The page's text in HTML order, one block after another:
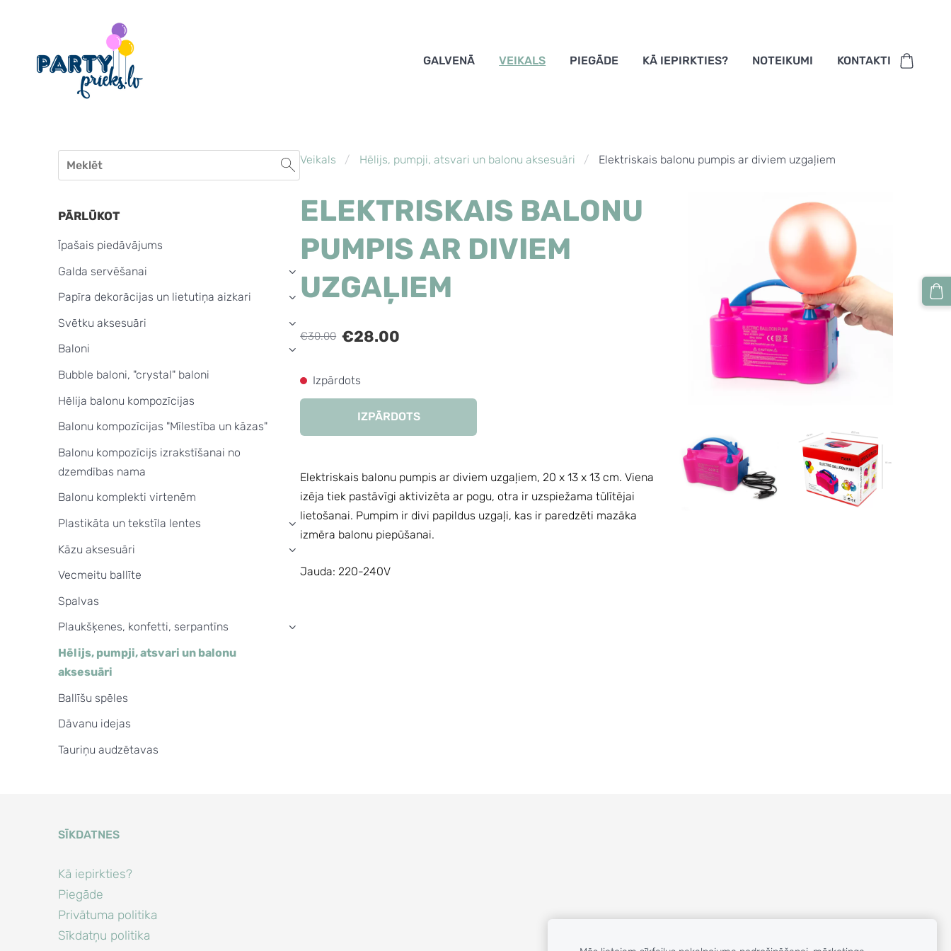
GALVENĀ VEIKALS PIEGĀDE KĀ IEPIRKTIES? NOTEIKUMI KONTAKTI
PĀRLŪKOT
Īpašais piedāvājums
Galda servēšanai
›
Papīra dekorācijas un lietutiņa aizkari ›
Svētku aksesuāri ›
Baloni ›
Bubble baloni, "crystal" baloni
Hēlija balonu kompozīcijas
Balonu kompozīcijas "Mīlestība un kāzas"
Balonu kompozīcijs izrakstīšanai no
dzemdības nama
Balonu komplekti virtenēm
Plastikāta un tekstīla lentes
›
Kāzu aksesuāri ›
Vecmeitu ballīte
Spalvas
Plaukšķenes, konfetti, serpantīns
›
Hēlijs, pumpji, atsvari un balonu
aksesuāri
Ballīšu spēles
Dāvanu idejas
Tauriņu audzētavas
Veikals Hēlijs, pumpji, atsvari un balonu aksesuāri Elektriskais balonu pumpis ar diviem uzgaļiem
ELEKTRISKAIS BALONU
PUMPIS AR DIVIEM
UZGAĻIEM
€30.00 €28.00
Izpārdots
IZPĀRDOTS
Elektriskais balonu pumpis ar diviem uzgaļiem, 20 x 13 x 13 cm. Viena
izēja tiek pastāvīgi aktivizēta ar pogu, otra ir uzspiežama tūlītējai
lietošanai. Pumpim ir divi papildus uzgaļi, kas ir paredzēti mazāka
izmēra balonu piepūšanai.
Jauda: 220-240V
SĪKDATNES
Kā iepirkties?
Piegāde
Privātuma politika
Sīkdatņu politika